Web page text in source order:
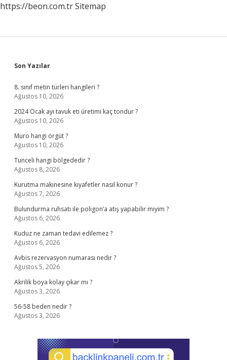
https://beon.com.trSitemap
Sidebar
Son Yazılar
8. sınıf metin türleri hangileri ?
Ağustos 10, 2026
2024 Ocak ayı tavuk eti üretimi kaç tondur ?
Ağustos 10, 2026
Muro hangi örgüt ?
Ağustos 10, 2026
Tunceli hangi bölgededir ?
Ağustos 8, 2026
Kurutma makinesine kıyafetler nasıl konur ?
Ağustos 7, 2026
Bulundurma ruhsatı ile poligon’a atış yapabilir miyim ?
Ağustos 6, 2026
Kuduz ne zaman tedavi edilemez ?
Ağustos 6, 2026
Avbis rezervasyon numarası nedir ?
Ağustos 5, 2026
Akrilik boya kolay çıkar mı ?
Ağustos 3, 2026
56-58 beden nedir ?
Ağustos 3, 2026